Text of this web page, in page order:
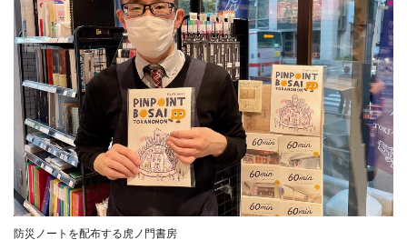
防災ノートを配布する虎ノ門書房